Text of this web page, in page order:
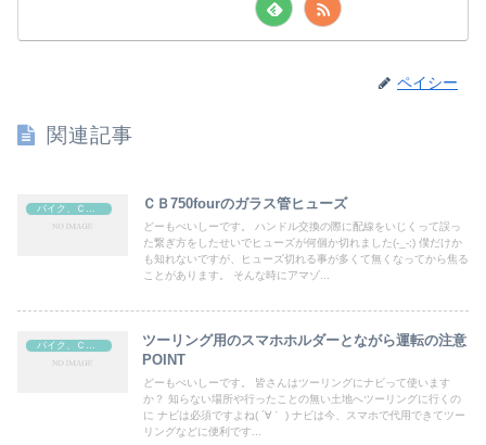
ペイシー
関連記事
バイク、ＣＢ７５０four ＣＢ750fourのガラス管ヒューズ
どーもぺいしーです。 ハンドル交換の際に配線をいじくって誤っ
た繋ぎ方をしたせいでヒューズが何個か切れました(-_-;) 僕だけか
も知れないですが、ヒューズ切れる事が多くて無くなってから焦る
ことがあります。 そんな時にアマゾ...
ツーリング用のスマホホルダーとながら運転の注意
POINT
どーもぺいしーです。 皆さんはツーリングにナビって使います
か？ 知らない場所や行ったことの無い土地へツーリングに行くの
に ナビは必須ですよね( ´∀｀ ) ナビは今、スマホで代用できてツー
リングなどに便利です...